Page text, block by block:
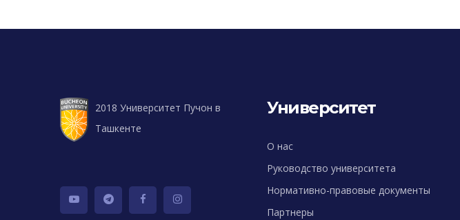
2018 Университет Пучон в
Ташкенте
Университет
О нас
Руководство университета
Нормативно-правовые документы
Партнеры